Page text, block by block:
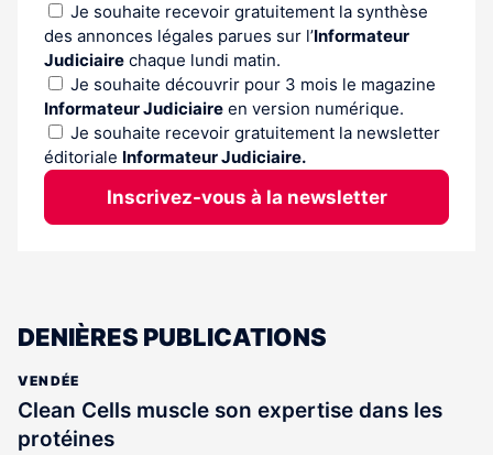
Je souhaite recevoir gratuitement la synthèse
des annonces légales parues sur l’Informateur
Judiciaire chaque lundi matin.
Je souhaite découvrir pour 3 mois le magazine
Informateur Judiciaire en version numérique.
Je souhaite recevoir gratuitement la newsletter
éditoriale Informateur Judiciaire.
Inscrivez-vous à la newsletter
DENIÈRES PUBLICATIONS
VENDÉE
Clean Cells muscle son expertise dans les
protéines